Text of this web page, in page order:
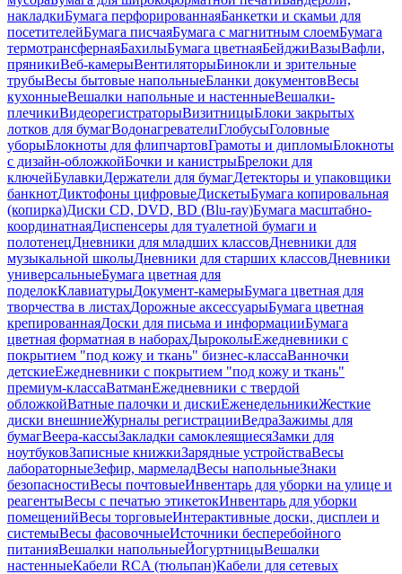
накладкиБумага перфорированнаяБанкетки и скамьи для
посетителейБумага писчаяБумага с магнитным слоемБумага
термотрансфернаяБахилыБумага цветнаяБейджиВазыВафли,
пряникиВеб-камерыВентиляторыБинокли и зрительные
трубыВесы бытовые напольныеБланки документовВесы
кухонныеВешалки напольные и настенныеВешалки-
плечикиВидеорегистраторыВизитницыБлоки закрытых
лотков для бумагВодонагревателиГлобусыГоловные
уборыБлокноты для флипчартовГрамоты и дипломыБлокноты
с дизайн-обложкойБочки и канистрыБрелоки для
ключейБулавкиДержатели для бумагДетекторы и упаковщики
банкнотДиктофоны цифровыеДискетыБумага копировальная
(копирка)Диски CD, DVD, BD (Blu-ray)Бумага масштабно-
координатнаяДиспенсеры для туалетной бумаги и
полотенецДневники для младших классовДневники для
музыкальной школыДневники для старших классовДневники
универсальныеБумага цветная для
поделокКлавиатурыДокумент-камерыБумага цветная для
творчества в листахДорожные аксессуарыБумага цветная
крепированнаяДоски для письма и информацииБумага
цветная форматная в наборахДыроколыЕжедневники с
покрытием "под кожу и ткань" бизнес-классаВанночки
детскиеЕжедневники с покрытием "под кожу и ткань"
премиум-классаВатманЕжедневники с твердой
обложкойВатные палочки и дискиЕженедельникиЖесткие
диски внешниеЖурналы регистрацииВедраЗажимы для
бумагВеера-кассыЗакладки самоклеящиесяЗамки для
ноутбуковЗаписные книжкиЗарядные устройстваВесы
лабораторныеЗефир, мармеладВесы напольныеЗнаки
безопасностиВесы почтовыеИнвентарь для уборки на улице и
реагентыВесы с печатью этикетокИнвентарь для уборки
помещенийВесы торговыеИнтерактивные доски, дисплеи и
системыВесы фасовочныеИсточники бесперебойного
питанияВешалки напольныеЙогуртницыВешалки
настенныеКабели RCA (тюльпан)Кабели для сетевых